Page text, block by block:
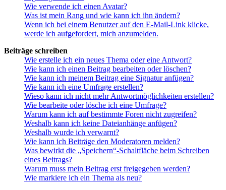
Wie verwende ich einen Avatar?
Was ist mein Rang und wie kann ich ihn ändern?
Wenn ich bei einem Benutzer auf den E-Mail-Link klicke,
werde ich aufgefordert, mich anzumelden.
Beiträge schreiben
Wie erstelle ich ein neues Thema oder eine Antwort?
Wie kann ich einen Beitrag bearbeiten oder löschen?
Wie kann ich meinem Beitrag eine Signatur anfügen?
Wie kann ich eine Umfrage erstellen?
Wieso kann ich nicht mehr Antwortmöglichkeiten erstellen?
Wie bearbeite oder lösche ich eine Umfrage?
Warum kann ich auf bestimmte Foren nicht zugreifen?
Weshalb kann ich keine Dateianhänge anfügen?
Weshalb wurde ich verwarnt?
Wie kann ich Beiträge den Moderatoren melden?
Was bewirkt die „Speichern“-Schaltfläche beim Schreiben
eines Beitrags?
Warum muss mein Beitrag erst freigegeben werden?
Wie markiere ich ein Thema als neu?